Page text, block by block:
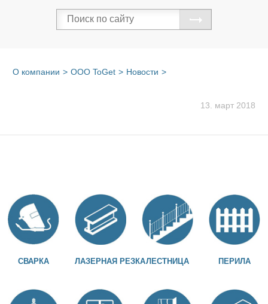
О компании > OOO ToGet > Новости >
13. март 2018
СВАРКА ЛАЗЕРНАЯ РЕЗКАЛЕСТНИЦА ПЕРИЛА